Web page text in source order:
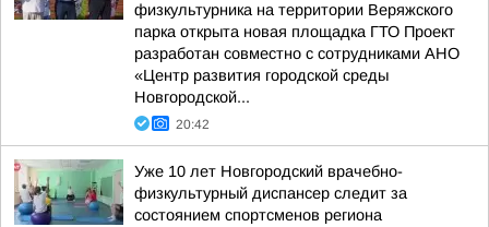
физкультурника на территории Веряжского
парка открыта новая площадка ГТО Проект
разработан совместно с сотрудниками АНО
«Центр развития городской среды
Новгородской...
20:42
Уже 10 лет Новгородский врачебно-
физкультурный диспансер следит за
состоянием спортсменов региона